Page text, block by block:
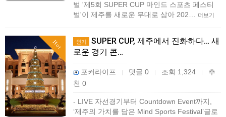
벌 '제5회 SUPER CUP 마인드 스포츠 페스티
벌'이 제주를 새로운 무대로 삼아 202…
더보기
Hot 인기
SUPER CUP, 제주에서 진화하다… 새
로운 경기 콘…
포커라이프 | 댓글 0 | 조회 1,324 |
추
천 0
- LIVE 자선경기부터 Countdown Event까지,
‘제주의 가치를 담은 Mind Sports Festival’글로